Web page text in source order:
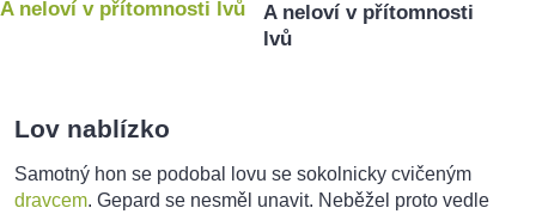
A neloví v přítomnosti
lvů
Lov nablízko
Samotný hon se podobal lovu se sokolnicky cvičeným
dravcem. Gepard se nesměl unavit. Neběžel proto vedle